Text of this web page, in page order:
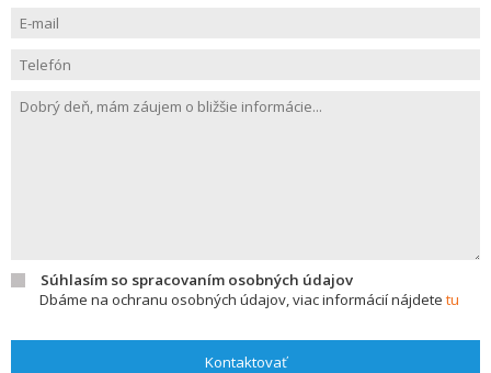
Súhlasím so spracovaním osobných údajov
Dbáme na ochranu osobných údajov, viac informácií nájdete tu
Kontaktovať